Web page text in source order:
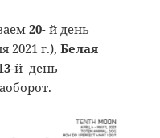
20- й день
2021 г.),Белая
-й день